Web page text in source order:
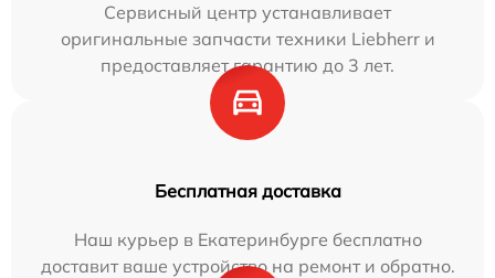
Сервисный центр устанавливает
оригинальные запчасти техники Liebherr и
предоставляет гарантию до 3 лет.
Бесплатная доставка
Наш курьер в Екатеринбурге бесплатно
доставит ваше устройство на ремонт и обратно.